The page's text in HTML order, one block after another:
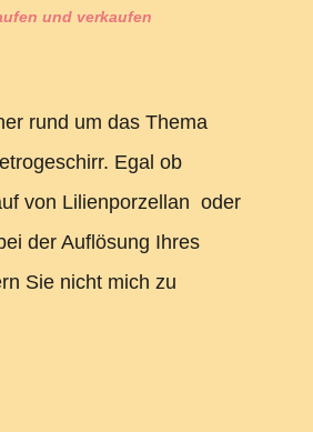
und verkaufen
rund um das Thema
Egal ob
von Lilienporzellan oder
der Auflösung Ihres
Sie nicht mich zu